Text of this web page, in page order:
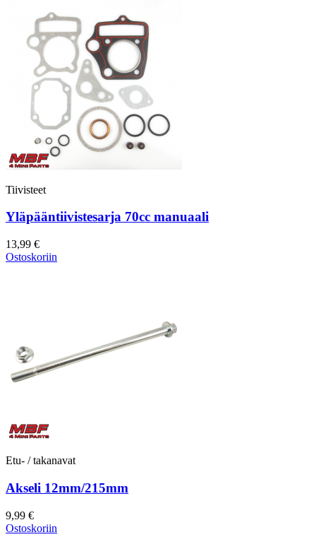
Tiivisteet
Yläpääntiivistesarja 70cc manuaali
13,99 €
Ostoskoriin
Etu- / takanavat
Akseli 12mm/215mm
9,99 €
Ostoskoriin